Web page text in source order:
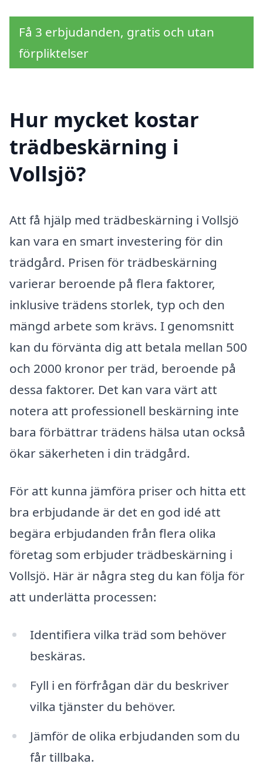
Få 3 erbjudanden, gratis och utan
förpliktelser
Hur mycket kostar
trädbeskärning i
Vollsjö?
Att få hjälp med trädbeskärning i Vollsjö
kan vara en smart investering för din
trädgård. Prisen för trädbeskärning
varierar beroende på flera faktorer,
inklusive trädens storlek, typ och den
mängd arbete som krävs. I genomsnitt
kan du förvänta dig att betala mellan 500
och 2000 kronor per träd, beroende på
dessa faktorer. Det kan vara värt att
notera att professionell beskärning inte
bara förbättrar trädens hälsa utan också
ökar säkerheten i din trädgård.
För att kunna jämföra priser och hitta ett
bra erbjudande är det en god idé att
begära erbjudanden från flera olika
företag som erbjuder trädbeskärning i
Vollsjö. Här är några steg du kan följa för
att underlätta processen:
Identifiera vilka träd som behöver
beskäras.
Fyll i en förfrågan där du beskriver
vilka tjänster du behöver.
Jämför de olika erbjudanden som du
får tillbaka.